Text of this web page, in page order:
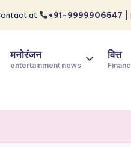
at +91-9999906547 |
मनोरंजन
entertainment news
वित्त